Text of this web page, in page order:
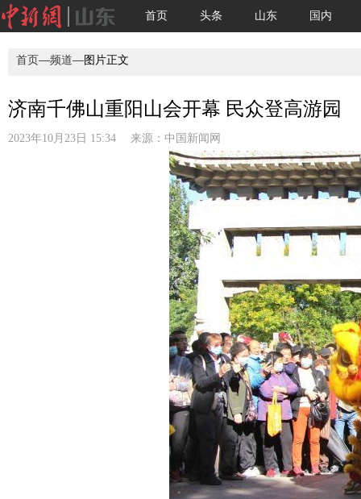
首页 头条 山东 国内
首页—频道—图片正文
济南千佛山重阳山会开幕 民众登高游园
2023年10月23日 15:34 来源： 中国新闻网